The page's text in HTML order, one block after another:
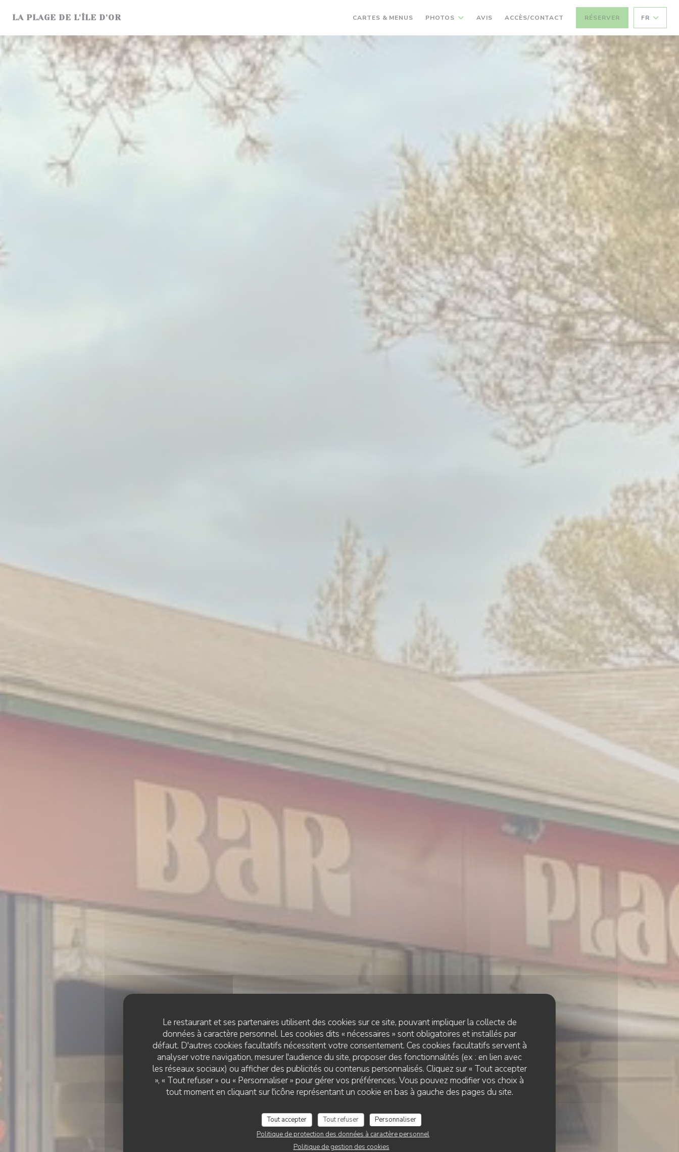
Le restaurant et ses partenaires utilisent des cookies sur ce site, pouvant impliquer la collecte de
données à caractère personnel. Les cookies dits « nécessaires » sont obligatoires et installés par
défaut. D'autres cookies facultatifs nécessitent votre consentement. Ces cookies facultatifs servent à
analyser votre navigation, mesurer l'audience du site, proposer des fonctionnalités (ex : en lien avec
les réseaux sociaux) ou afficher des publicités ou contenus personnalisés. Cliquez sur « Tout accepter
», « Tout refuser » ou « Personnaliser » pour gérer vos préférences. Vous pouvez modifier vos choix à
tout moment en cliquant sur l'icône représentant un cookie en bas à gauche des pages du site.
Tout accepter Tout refuser
Personnaliser
Politique de protection des données à caractère personnel
Politique de gestion des cookies
LA PLAGE DE L'ÎLE D'OR CARTES & MENUS PHOTOS AVIS ACCÈS/CONTACT RÉSERVER FR
RESTAURANT TRADITIONNEL
• AGAY
La Plage de l'Île d'Or
RÉSERVER
LA PLAGE DE L'ÎLE D'OR